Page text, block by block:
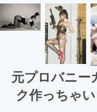
元プロバニー
ク作っちゃ